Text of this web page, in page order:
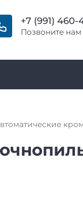
+7 (991) 460-
Позвоните нам